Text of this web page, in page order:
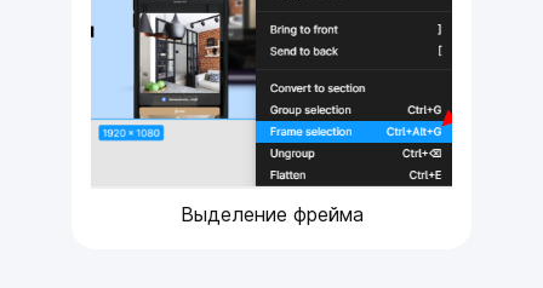
Выделение фрейма